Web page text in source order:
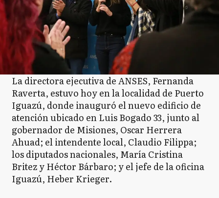
La directora ejecutiva de ANSES, Fernanda
Raverta, estuvo hoy en la localidad de Puerto
Iguazú, donde inauguró el nuevo edificio de
atención ubicado en Luis Bogado 33, junto al
gobernador de Misiones, Oscar Herrera
Ahuad; el intendente local, Claudio Filippa;
los diputados nacionales, María Cristina
Britez y Héctor Bárbaro; y el jefe de la oficina
Iguazú, Heber Krieger.